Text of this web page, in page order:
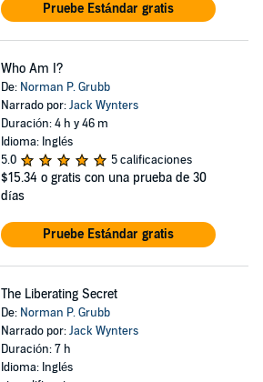
Pruebe Estándar gratis
Who Am I?
De: Norman P. Grubb
Narrado por:Jack Wynters
Duración: 4 h y 46 m
Idioma: Inglés
5.0
5 calificaciones
$15.34 o gratis con una prueba de 30
días
Pruebe Estándar gratis
The Liberating Secret
De: Norman P. Grubb
Narrado por:Jack Wynters
Duración: 7 h
Idioma: Inglés